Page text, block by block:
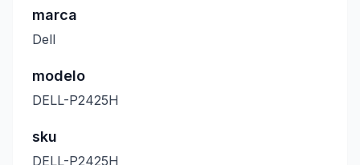
marca
Dell
modelo
DELL-P2425H
sku
DELL-P2425H